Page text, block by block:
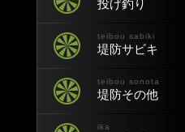
投げ釣り
teibou sabiki
堤防サビキ
teibou sonota
堤防その他
ika